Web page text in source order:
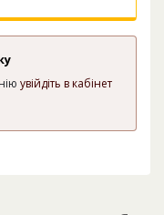
увійдіть в кабінет